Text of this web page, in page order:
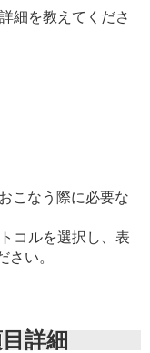
細を教えてくださ
こなう際に必要な
コルを選択し、表
さい。
詳細